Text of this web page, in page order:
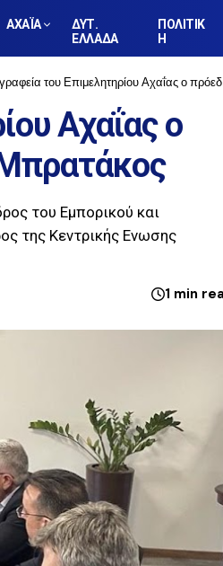
ΑΧΑΪΑ
ΔΥΤ.
ΕΛΛΑΔΑ
ΠΟΛΙΤΙΚ
Η
του Επιμελητηρίου Αχαΐας ο πρόεδρος του ΕΒΕΑ Γιάννης Μπρατάκος
Αχαΐας ο
του Εμπορικού και
της Κεντρικής Ενωσης
1 min